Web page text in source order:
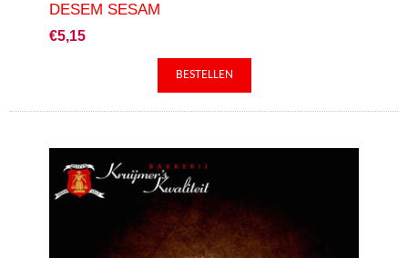
DESEM SESAM
€5,15